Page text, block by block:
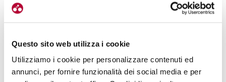
Questo sito web utilizza i cookie
Utilizziamo i cookie per personalizzare contenuti ed
annunci, per fornire funzionalità dei social media e per